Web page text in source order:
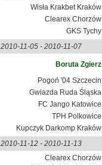
Wisła Krakbet Kraków
Clearex Chorzów
GKS Tychy
2010-11-05 - 2010-11-07
Boruta Zgierz
Pogoń '04 Szczecin
Gwiazda Ruda Śląska
FC Jango Katowice
TPH Polkowice
Kupczyk Darkomp Kraków
2010-11-12 - 2010-11-13
Clearex Chorzów